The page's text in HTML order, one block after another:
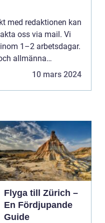
med redaktionen kan
oss via mail. Vi
1–2 arbetsdagar.
allmänna
vår sida.10 mars 2024
Flyga till Zürich –
En Fördjupande
Guide